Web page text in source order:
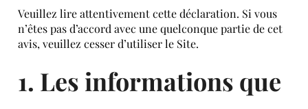
Veuillez lire attentivement cette déclaration. Si vous
n’êtes pas d’accord avec une quelconque partie de cet
avis, veuillez cesser d’utiliser le Site.
1. Les informations que